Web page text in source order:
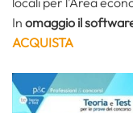
In omaggio il
ACQUISTA